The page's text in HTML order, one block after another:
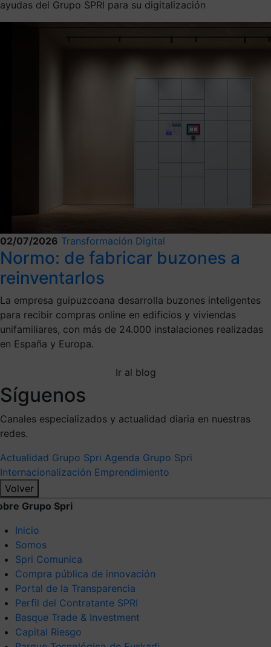
ayudas del Grupo SPRI para su digitalización
02/07/2026 Transformación Digital
Normo: de fabricar buzones a
reinventarlos
La empresa guipuzcoana desarrolla buzones inteligentes
para recibir compras online en edificios y viviendas
unifamiliares, con más de 24.000 instalaciones realizadas
en España y Europa.
Ir al blog
Síguenos
Canales especializados y actualidad diaria en nuestras
redes.
Actualidad Grupo Spri Agenda Grupo Spri
Internacionalización Emprendimiento
Volver
Grupo Spri
Inicio
Somos
Spri Comunica
Compra pública de innovación
Portal de la Transparencia
Perfil del Contratante SPRI
Basque Trade & Investment
Capital Riesgo